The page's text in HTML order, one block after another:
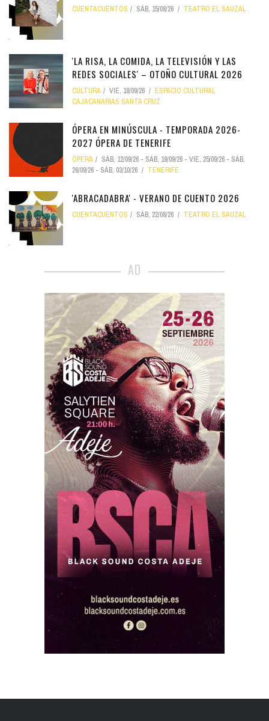
CUENTACUENTOS SÁB, 15/08/26 TEATRO EL SAUZAL
'LA RISA, LA COMIDA, LA TELEVISIÓN Y LAS
REDES SOCIALES' – OTOÑO CULTURAL 2026
CULTURA VIE, 18/09/26
ESPACIO CULTURAL
CAJACANARIAS SANTA CRUZ
ÓPERA EN MINÚSCULA - TEMPORADA 2026-
2027 ÓPERA DE TENERIFE
ÓPERA SÁB, 12/09/26 - SÁB, 19/09/26 - VIE, 25/09/26 - SÁB,
26/09/26 - SÁB, 03/10/26 TENERIFE
'ABRACADABRA' - VERANO DE CUENTO 2026
CUENTACUENTOS SÁB, 22/08/26 TEATRO EL SAUZAL
AD